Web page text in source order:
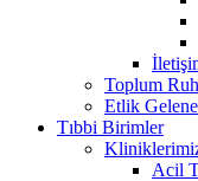
Toplum
Etlik
Tıbbi Birimler
Acil